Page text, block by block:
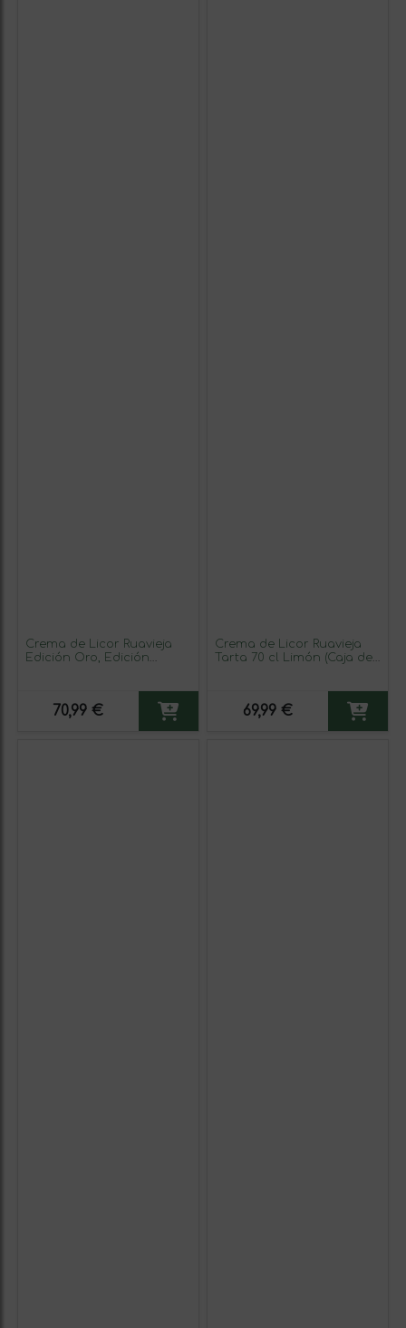
Crema de Licor Ruavieja
Edición Oro, Edición
70,99 €
Crema de Licor Ruavieja
Tarta 70 cl Limón (Caja de
69,99 €